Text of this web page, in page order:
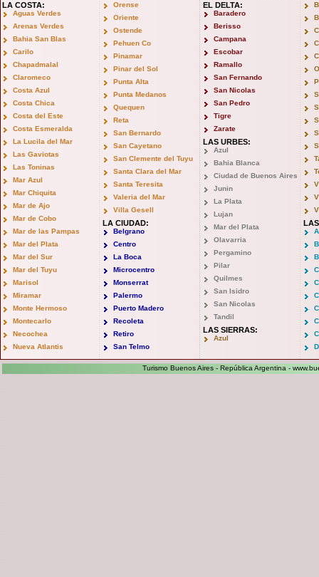
LA COSTA:
Aguas Verdes
Arenas Verdes
Bahia San Blas
Carilo
Chapadmalal
Claromeco
Costa Azul
Costa Chica
Costa del Este
Costa Esmeralda
La Lucila del Mar
Las Gaviotas
Las Toninas
Mar Azul
Mar Chiquita
Mar de Ajo
Mar de Cobo
Mar de las Pampas
Mar del Plata
Mar del Sur
Mar del Tuyu
Marisol
Miramar
Monte Hermoso
Montecarlo
Necochea
Nueva Atlantis
Orense
Oriente
Ostende
Pehuen Co
Pinamar
Pinar del Sol
Punta Alta
Punta Medanos
Quequen
Reta
San Bernardo
San Cayetano
San Clemente del Tuyu
Santa Clara del Mar
Santa Teresita
Valeria del Mar
Villa Gesell
LA CIUDAD:
Belgrano
Centro
La Boca
Microcentro
Monserrat
Palermo
Puerto Madero
Recoleta
Retiro
San Telmo
EL DELTA:
Baradero
Berisso
Campana
Escobar
Ramallo
San Fernando
San Nicolas
San Pedro
Tigre
Zarate
LAS URBES:
Azul
Bahia Blanca
Ciudad de Buenos Aires
Junin
La Plata
Lujan
Mar del Plata
Olavarria
Pergamino
Pilar
Quilmes
San Isidro
San Nicolas
Tandil
LAS SIERRAS:
Azul
Turismo Buenos Aires - República Argentina -